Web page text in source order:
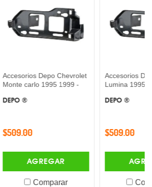
Depo Chevrolet
1995 1999 -
Comparar
Accesorios Depo
Lumina 1995 2001 -
AGREGAR
Comparar